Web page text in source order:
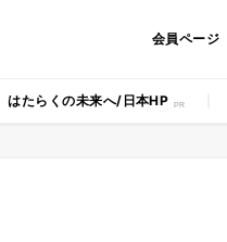
会員ページ
はたらくの未来へ/日本HP